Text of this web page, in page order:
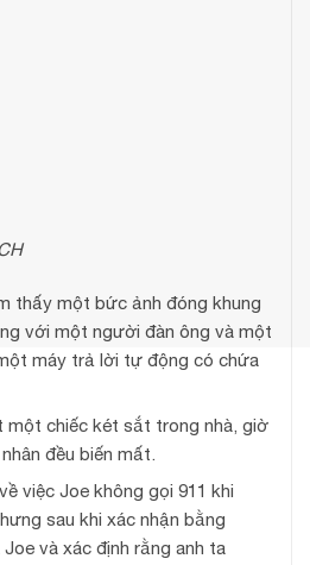
thấy một bức ảnh đóng khung
với một người đàn ông và một
máy trả lời tự động có chứa
một chiếc két sắt trong nhà, giờ
đều biến mất.
việc Joe không gọi 911 khi
sau khi xác nhận bằng
và xác định rằng anh ta